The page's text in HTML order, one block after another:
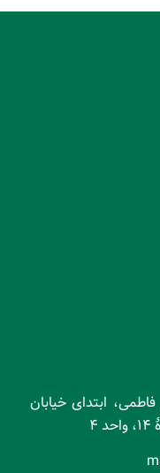
ابتدای خیابان